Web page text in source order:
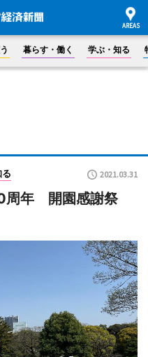
暮らす・働く 学ぶ・知る
2021.03.31
周年 開園感謝祭